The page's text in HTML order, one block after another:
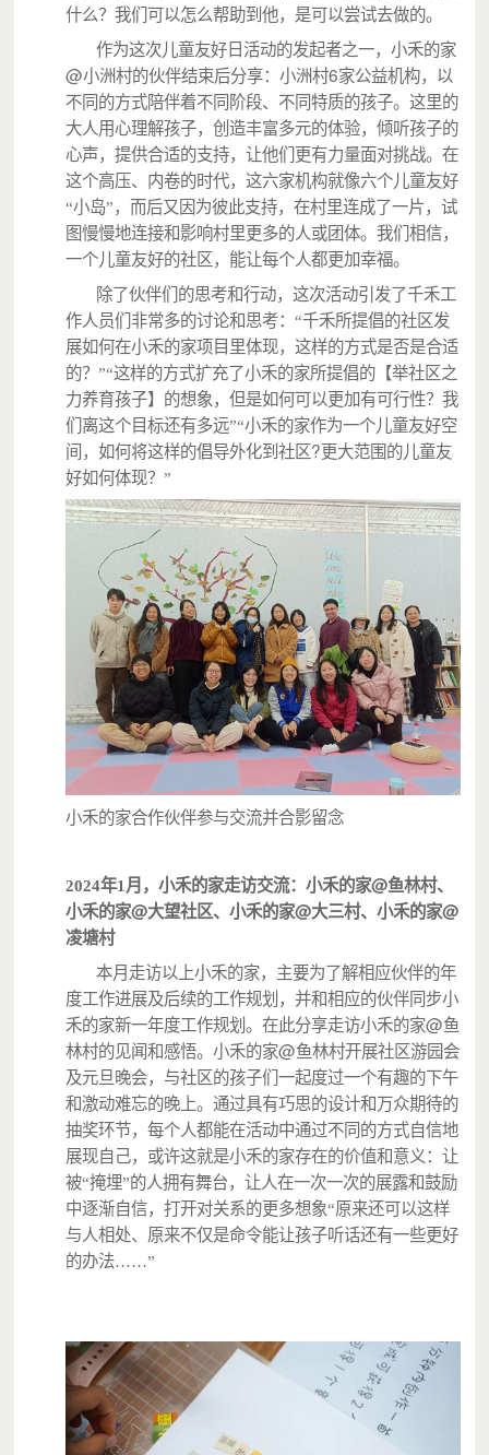
什么？我们可以怎么帮助到他，是可以尝试去做的。
作为这次儿童友好日活动的发起者之一，小禾的家
@小洲村的伙伴结束后分享：小洲村6家公益机构，以
不同的方式陪伴着不同阶段、不同特质的孩子。这里的
大人用心理解孩子，创造丰富多元的体验，倾听孩子的
心声，提供合适的支持，让他们更有力量面对挑战。在
这个高压、内卷的时代，这六家机构就像六个儿童友好
“小岛”，而后又因为彼此支持，在村里连成了一片，试
图慢慢地连接和影响村里更多的人或团体。我们相信，
一个儿童友好的社区，能让每个人都更加幸福。
除了伙伴们的思考和行动，这次活动引发了千禾工
作人员们非常多的讨论和思考：“千禾所提倡的社区发
展如何在小禾的家项目里体现，这样的方式是否是合适
的？”“这样的方式扩充了小禾的家所提倡的【举社区之
力养育孩子】的想象，但是如何可以更加有可行性？我
们离这个目标还有多远”“小禾的家作为一个儿童友好空
间，如何将这样的倡导外化到社区?更大范围的儿童友
好如何体现？”
小禾的家合作伙伴参与交流并合影留念
2024年1月，小禾的家走访交流：小禾的家@鱼林村、
小禾的家@大望社区、小禾的家@大三村、小禾的家@
凌塘村
本月走访以上小禾的家，主要为了解相应伙伴的年
度工作进展及后续的工作规划，并和相应的伙伴同步小
禾的家新一年度工作规划。在此分享走访小禾的家@鱼
林村的见闻和感悟。小禾的家@鱼林村开展社区游园会
及元旦晚会，与社区的孩子们一起度过一个有趣的下午
和激动难忘的晚上。通过具有巧思的设计和万众期待的
抽奖环节，每个人都能在活动中通过不同的方式自信地
展现自己，或许这就是小禾的家存在的价值和意义：让
被“掩埋”的人拥有舞台，让人在一次一次的展露和鼓励
中逐渐自信，打开对关系的更多想象“原来还可以这样
与人相处、原来不仅是命令能让孩子听话还有一些更好
的办法……”